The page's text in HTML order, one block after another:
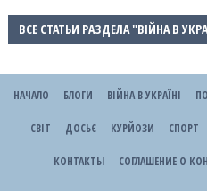
ВСЕ СТАТЬИ РАЗДЕЛА "ВІЙНА В
НАЧАЛО БЛОГИ ВІЙНА В УКРАЇНІ
СВІТ ДОСЬЄ КУРЙОЗИ СПОРТ
КОНТАКТЫ СОГЛАШЕНИЕ О